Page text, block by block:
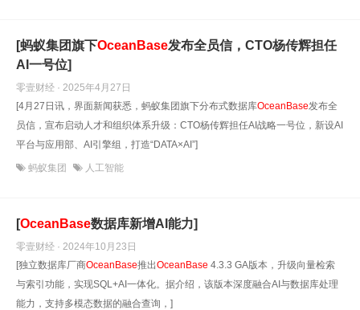
[蚂蚁集团旗下OceanBase发布全员信，CTO杨传辉担任
AI一号位]
零壹财经 · 2025年4月27日
[4月27日讯，界面新闻获悉，蚂蚁集团旗下分布式数据库OceanBase发布全
员信，宣布启动人才和组织体系升级：CTO杨传辉担任AI战略一号位，新设AI
平台与应用部、AI引擎组，打造“DATA×AI”]
蚂蚁集团 人工智能
[OceanBase数据库新增AI能力]
零壹财经 · 2024年10月23日
[独立数据库厂商OceanBase推出OceanBase 4.3.3 GA版本，升级向量检索
与索引功能，实现SQL+AI一体化。据介绍，该版本深度融合AI与数据库处理
能力，支持多模态数据的融合查询，]